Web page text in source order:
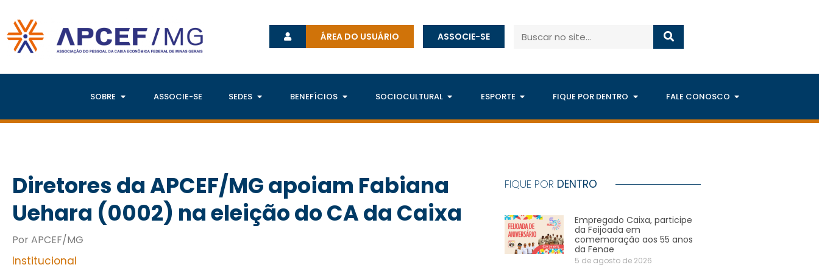
ÁREA DO USUÁRIO ASSOCIE-SE
SOBRE ASSOCIE-SE SEDES BENEFÍCIOS SOCIOCULTURAL ESPORTE FIQUE POR DENTRO FALE CONOSCO
Diretores da APCEF/MG apoiam Fabiana
Uehara (0002) na eleição do CA da Caixa
Por APCEF/MG
Institucional
FIQUE POR DENTRO
Empregado Caixa, participe
da Feijoada em
comemoração aos 55 anos
da Fenae
5 de agosto de 2026